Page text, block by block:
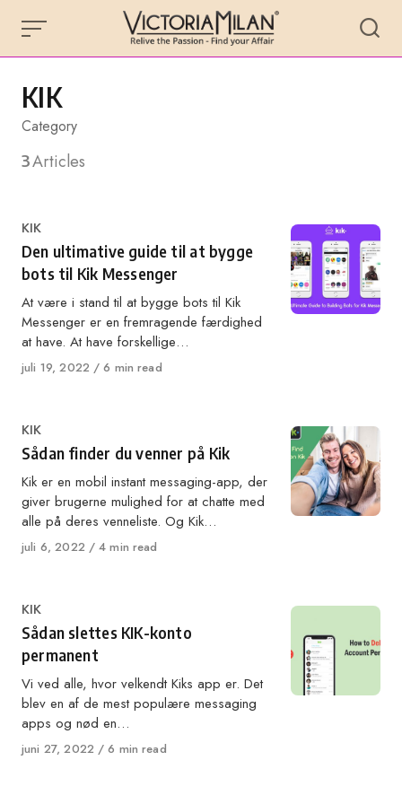
content
KIK
Category
3Articles
Category
KIK
Den ultimative guide til at bygge
bots til Kik Messenger
At være i stand til at bygge bots til Kik
Messenger er en fremragende færdighed
at have. At have forskellige…
Published
juli 19, 2022 6 min read
Category
KIK
Sådan finder du venner på Kik
Kik er en mobil instant messaging-app, der
giver brugerne mulighed for at chatte med
alle på deres venneliste. Og Kik…
Published
juli 6, 2022 4 min read
Category
KIK
Sådan slettes KIK-konto
permanent
Vi ved alle, hvor velkendt Kiks app er. Det
blev en af de mest populære messaging
apps og nød en…
Published
juni 27, 2022 6 min read